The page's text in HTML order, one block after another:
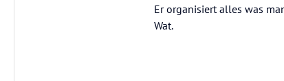
Er organisiert alles was
Wat.